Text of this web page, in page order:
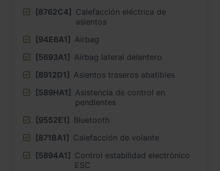
[8762C4] Calefacción eléctrica de
asientos
[94E6A1] Airbag
[5693A1] Airbag lateral delantero
[8912D1] Asientos traseros abatibles
[589HA1] Asistencia de control en
pendientes
[9552E1] Bluetooth
[871BA1] Calefacción de volante
[5894A1] Control estabilidad electrónico
ESC